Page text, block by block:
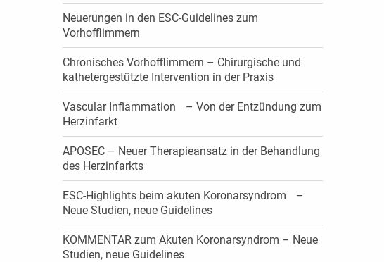
Neuerungen in den ESC-Guidelines zum
Vorhofflimmern
Chronisches Vorhofflimmern – Chirurgische und
kathetergestützte Intervention in der Praxis
Vascular Inflammation – Von der Entzündung zum
Herzinfarkt
APOSEC – Neuer Therapieansatz in der Behandlung
des Herzinfarkts
ESC-Highlights beim akuten Koronarsyndrom –
Neue Studien, neue Guidelines
KOMMENTAR zum Akuten Koronarsyndrom – Neue
Studien, neue Guidelines